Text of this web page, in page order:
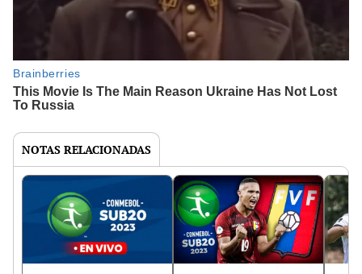
NOTAS RELACIONADAS